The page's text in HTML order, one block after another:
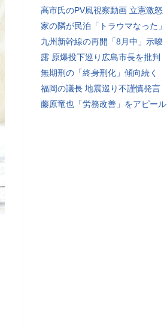
高市氏のPV風視察動画 立憲激怒
家の隣が民泊「トラウマなった」
九州新幹線の再開「8月中」示唆
露 原爆投下巡り広島市長を批判
無期刑の「終身刑化」傾向続く
福岡の議長 地震巡り不謹慎発言
藤原竜也「労務改善」をアピール